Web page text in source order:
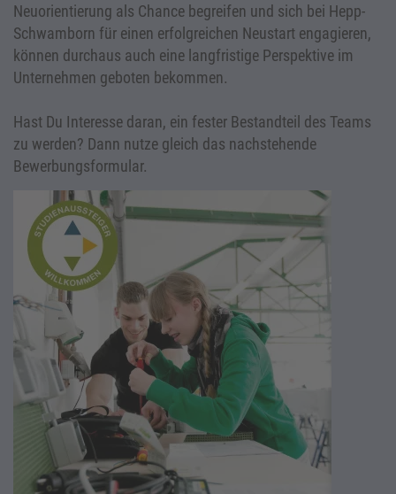
Neuorientierung als Chance begreifen und sich bei Hepp-
Schwamborn für einen erfolgreichen Neustart engagieren,
können durchaus auch eine langfristige Perspektive im
Unternehmen geboten bekommen.
Hast Du Interesse daran, ein fester Bestandteil des Teams
zu werden? Dann nutze gleich das nachstehende
Bewerbungsformular.